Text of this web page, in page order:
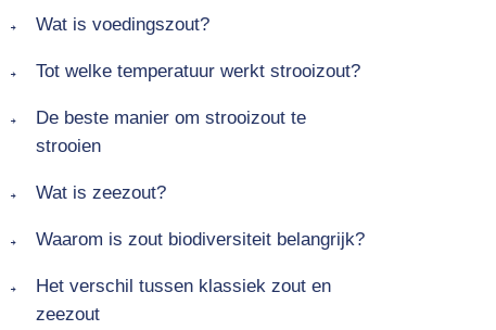
Wat is voedingszout?
Tot welke temperatuur werkt strooizout?
De beste manier om strooizout te
strooien
Wat is zeezout?
Waarom is zout biodiversiteit belangrijk?
Het verschil tussen klassiek zout en
zeezout